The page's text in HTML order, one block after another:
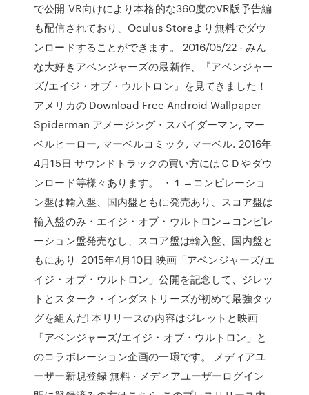
で公開 VR向けにより本格的な360度のVR版予告編
も配信されており、Oculus Storeより無料でダウ
ンロードすることができます。 2016/05/22 - みん
な大好きアベンジャーズの最新作、『アベンジャー
ズ/エイジ・オブ・ウルトロン』を見てきました！
アメリカの Download Free Android Wallpaper
Spiderman アメージング・スパイダーマン, マー
ベルヒーロー, マーベルコミック, マーベル. 2016年
4月15日 サウンドトラックの買い方にはＣＤやダウ
ンロード等様々あります。 ・１→コンピレーショ
ン盤は輸入盤、国内盤ともに発売あり、スコア盤は
輸入盤のみ・エイジ・オブ・ウルトロン→コンピレ
ーション盤発売なし、スコア盤は輸入盤、国内盤と
もにあり 2015年4月10日 映画「アベンジャーズ/エ
イジ・オブ・ウルトロン」公開を記念して、ジレッ
トとスターク・インダストリーズが初めて最強タッ
グを組んだ! 本リリースの内容はジレットと映画
「アベンジャーズ/エイジ・オブ・ウルトロン」と
のコラボレーション企画の一環です。 メディアユ
ーザー新規登録 無料 · メディアユーザーログイン